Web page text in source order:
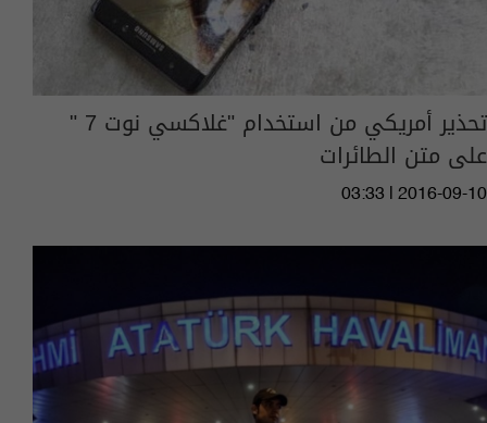
تحذير أمريكي من استخدام "غلاكسي نوت 7 "
على متن الطائرات
03:33 | 2016-09-10